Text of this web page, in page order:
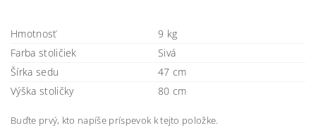
Hmotnosť
9 kg
Farba stoličiek
Sivá
Šírka sedu
47 cm
Výška stoličky
80 cm
Buďte prvý, kto napíše príspevok k tejto položke.